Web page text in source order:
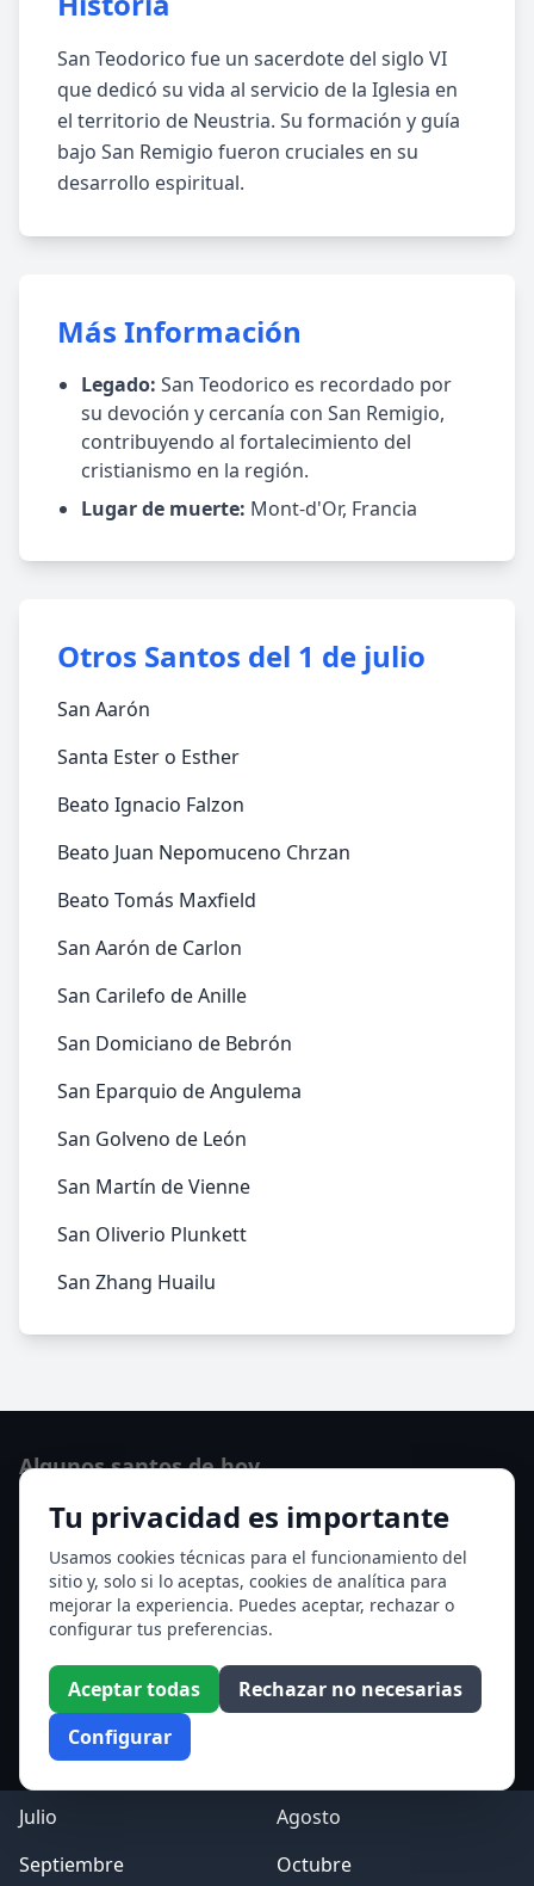
San Teodorico fue un sacerdote del siglo VI
que dedicó su vida al servicio de la Iglesia en
el territorio de Neustria. Su formación y guía
bajo San Remigio fueron cruciales en su
desarrollo espiritual.
Más Información
Legado: San Teodorico es recordado por
su devoción y cercanía con San Remigio,
contribuyendo al fortalecimiento del
cristianismo en la región.
Lugar de muerte: Mont-d'Or, Francia
Otros Santos del 1 de julio
San Aarón
Santa Ester o Esther
Beato Ignacio Falzon
Beato Juan Nepomuceno Chrzan
Beato Tomás Maxfield
San Aarón de Carlon
San Carilefo de Anille
San Domiciano de Bebrón
San Eparquio de Angulema
San Golveno de León
San Martín de Vienne
San Oliverio Plunkett
San Zhang Huailu
Tu privacidad es importante
Usamos cookies técnicas para el funcionamiento del
sitio y, solo si lo aceptas, cookies de analítica para
mejorar la experiencia. Puedes aceptar, rechazar o
configurar tus preferencias.
Aceptar todas
Rechazar no necesarias
Configurar
Algunos santos de hoy
San Lorenzo
Ver todos los santos de hoy
Acceso a los Meses
Enero
Febrero
Marzo
Abril
Mayo
Julio
Agosto
Septiembre
Octubre